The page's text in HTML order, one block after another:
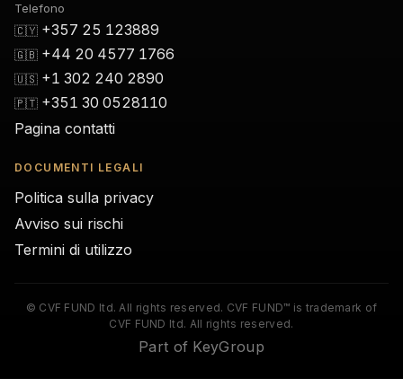
Telefono
🇨🇾 +357 25 123889
🇬🇧 +44 20 4577 1766
🇺🇸 +1 302 240 2890
🇵🇹 +351 30 0528110
Pagina contatti
DOCUMENTI LEGALI
Politica sulla privacy
Avviso sui rischi
Termini di utilizzo
© CVF FUND ltd. All rights reserved. CVF FUND™ is trademark of
CVF FUND ltd. All rights reserved.
Part of KeyGroup